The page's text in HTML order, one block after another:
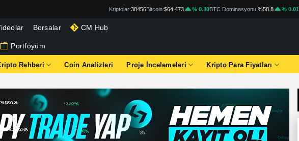
Kriptolar:38456Bitcoin:$64.473 % 0.30BTC Dominasyonu:%58.8 % 0.01
Borsalar CM Hub
Portföyüm
Rehberi Coin Analizleri Proje İncelemeleri Kripto Para Fiyatları